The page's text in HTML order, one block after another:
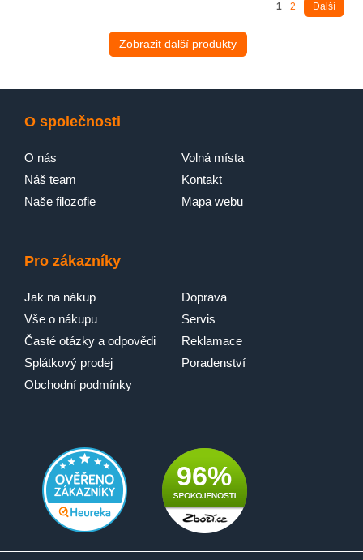
1 2 Další
Zobrazit další produkty
O společnosti
O nás
Náš team
Naše filozofie
Volná místa
Kontakt
Mapa webu
Pro zákazníky
Jak na nákup
Vše o nákupu
Časté otázky a odpovědi
Splátkový prodej
Obchodní podmínky
Doprava
Servis
Reklamace
Poradenství
96%